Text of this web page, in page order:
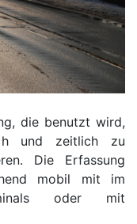
die benutzt wird,
und zeitlich zu
Die Erfassung
mobil mit im
oder mit